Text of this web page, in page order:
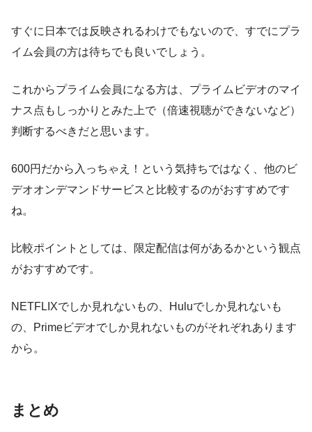
すぐに日本では反映されるわけでもないので、すでにプラ
イム会員の方は待ちでも良いでしょう。
これからプライム会員になる方は、プライムビデオのマイ
ナス点もしっかりとみた上で（倍速視聴ができないなど）
判断するべきだと思います。
600円だから入っちゃえ！という気持ちではなく、他のビ
デオオンデマンドサービスと比較するのがおすすめです
ね。
比較ポイントとしては、限定配信は何があるかという観点
がおすすめです。
NETFLIXでしか見れないもの、Huluでしか見れないも
の、Primeビデオでしか見れないものがそれぞれあります
から。
まとめ